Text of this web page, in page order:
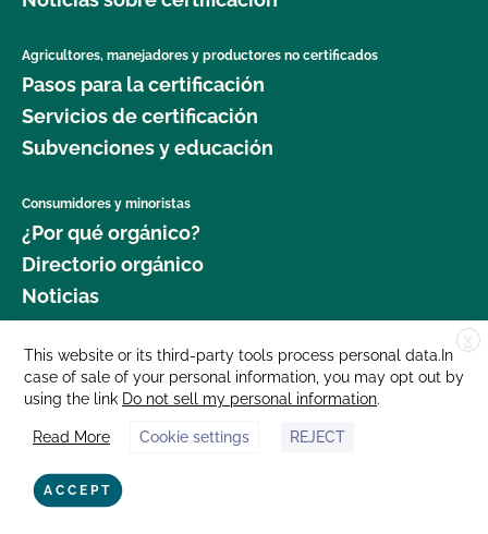
Agricultores, manejadores y productores no certificados
Pasos para la certificación
Servicios de certificación
Subvenciones y educación
Consumidores y minoristas
¿Por qué orgánico?
Directorio orgánico
Noticias
Donar
Carreras profesionales
Sala de prensa
Contáctenos
877 Cedar Street, Suite 248, Santa Cruz, CA 95060 © 2025 CCOF.org
X
This website or its third-party tools process personal data.In
case of sale of your personal information, you may opt out by
using the link Do not sell my personal information.
Read More Cookie settings REJECT
ACCEPT